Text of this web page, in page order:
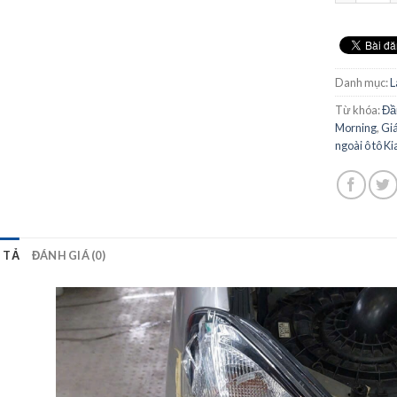
Danh mục:
Từ khóa:
Morning,
ngoài ô tô
TẢ ĐÁNH GIÁ (0)